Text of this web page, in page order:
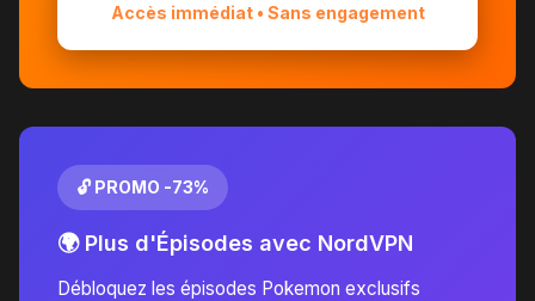
Accès immédiat • Sans engagement
🔓 PROMO -73%
🌍 Plus d'Épisodes avec NordVPN
Débloquez les épisodes Pokemon exclusifs